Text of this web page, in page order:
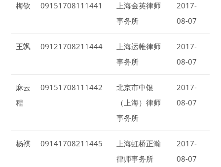
梅钦 09151708111441
上海金英律师
事务所
2017-
08-07
王飒 09121708211444
上海运帷律师
事务所
2017-
08-07
麻云
程
09151708111442
北京市中银
（上海）律师
事务所
2017-
08-07
杨祺 09141708211445
上海虹桥正瀚
律师事务所
2017-
08-07